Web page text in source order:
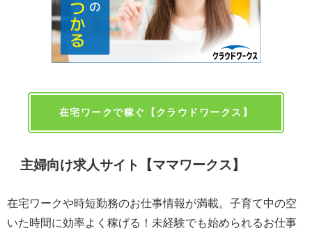
在宅ワークで稼ぐ【クラウドワークス】
主婦向け求人サイト【ママワークス】
在宅ワークや時短勤務のお仕事情報が満載。子育て中の空
いた時間に効率よく稼げる！未経験でも始められるお仕事